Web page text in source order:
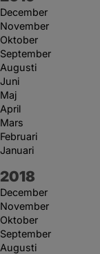
December
November
Oktober
September
Augusti
Juni
Maj
April
Mars
Februari
Januari
År:
2018
December
November
Oktober
September
Augusti